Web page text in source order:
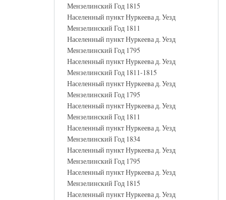
Мензелинский Год 1815
Населенный пункт Нуркеева д. Уезд
Мензелинский Год 1811
Населенный пункт Нуркеева д. Уезд
Мензелинский Год 1795
Населенный пункт Нуркеева д. Уезд
Мензелинский Год 1811-1815
Населенный пункт Нуркеева д. Уезд
Мензелинский Год 1795
Населенный пункт Нуркеева д. Уезд
Мензелинский Год 1811
Населенный пункт Нуркеева д. Уезд
Мензелинский Год 1834
Населенный пункт Нуркеева д. Уезд
Мензелинский Год 1795
Населенный пункт Нуркеева д. Уезд
Мензелинский Год 1815
Населенный пункт Нуркеева д. Уезд